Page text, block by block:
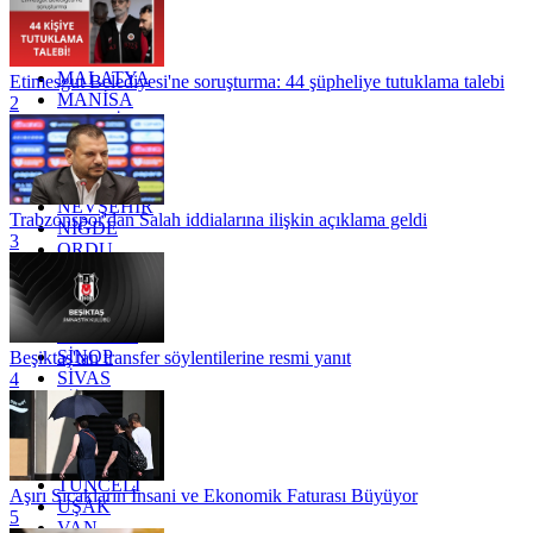
KONYA
KÜTAHYA
KİLİS
MALATYA
MANİSA
MARDİN
MERSİN
MUĞLA
MUŞ
NEVŞEHİR
NİĞDE
ORDU
OSMANİYE
RİZE
SAKARYA
SİNOP
SİVAS
SİİRT
TEKİRDAĞ
TOKAT
TRABZON
TUNCELİ
UŞAK
VAN
Etimesgut Belediyesi'ne soruşturma: 44 şüpheliye tutuklama talebi
2
Trabzonspor'dan Salah iddialarına ilişkin açıklama geldi
3
Beşiktaş'tan transfer söylentilerine resmi yanıt
4
Aşırı Sıcakların İnsani ve Ekonomik Faturası Büyüyor
5